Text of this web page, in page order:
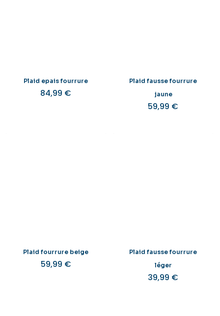
Plaid epais fourrure
84,99 €
Plaid fausse fourrure
jaune
59,99 €
Plaid fourrure beige
59,99 €
Plaid fausse fourrure
léger
39,99 €